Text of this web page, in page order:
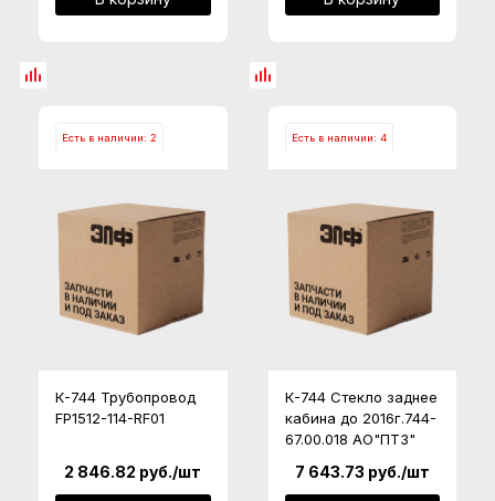
Есть в наличии: 2
К-744 Трубопровод
FP1512-114-RF01
2 846.82 руб./шт
Есть в наличии: 4
К-744 Стекло заднее
кабина до 2016г.744-
67.00.018 АО"ПТЗ"
7 643.73 руб./шт